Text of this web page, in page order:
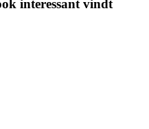
interessant vindt